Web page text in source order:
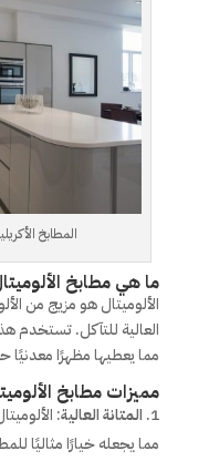
المطابخ
ما هي مطابخ
الألوميتال هو مزيج من
العالية للتآكل. تستخدم
مما يعطيها مظهرًا معدنيًا
مميزات مطابخ
المتانة العالية:
مما يجعله خيارًا مثاليًا